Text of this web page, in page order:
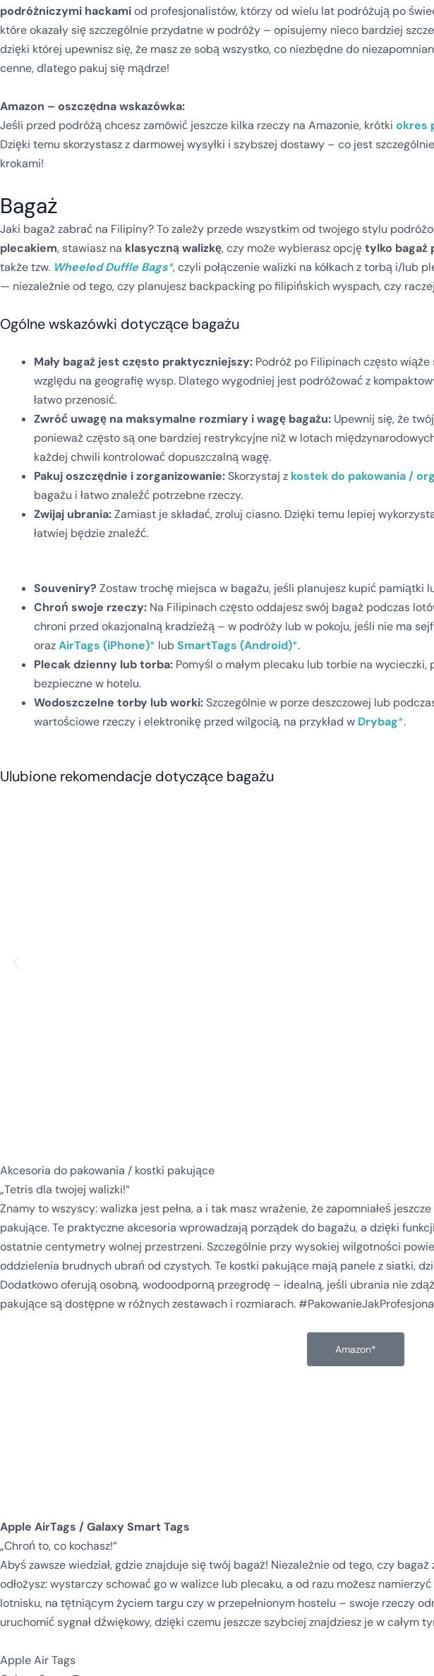
podróżniczymi hackamiod profesjonalistów, którzy od wielu lat podróżują po
które okazały się szczególnie przydatne w podróży – opisujemy nieco bardziej
dzięki której upewnisz się, że masz ze sobą wszystko, co niezbędne do
cenne, dlatego pakuj się mądrze!
Amazon – oszczędna wskazówka:
Jeśli przed podróżą chcesz zamówić jeszcze kilka rzeczy na Amazonie, krótki okres
Dzięki temu skorzystasz z darmowej wysyłki i szybszej dostawy – co jest
krokami!
Bagaż
Jaki bagaż zabrać na Filipiny? To zależy przede wszystkim od twojego stylu
plecakiem, stawiasz na klasyczną walizkę, czy może wybierasz opcjętylko bagaż
także tzw. Wheeled Duffle Bags*, czyli połączenie walizki na kółkach z torbą i/lub
— niezależnie od tego, czy planujesz backpacking po filipińskich wyspach, czy
Ogólne wskazówki dotyczące bagażu
Mały bagaż jest często praktyczniejszy: Podróż po Filipinach często
względu na geografię wysp. Dlatego wygodniej jest podróżować z
łatwo przenosić.
Zwróć uwagę na maksymalne rozmiary i wagę bagażu: Upewnij się, że
ponieważ często są one bardziej restrykcyjne niż w lotach
każdej chwili kontrolować dopuszczalną wagę.
Pakuj oszczędnie i zorganizowanie:Skorzystaj z kostek do pakowania /
bagażu i łatwo znaleźć potrzebne rzeczy.
Zwijaj ubrania:Zamiast je składać, zroluj ciasno. Dzięki temu lepiej
łatwiej będzie znaleźć.
Souveniry? Zostaw trochę miejsca w bagażu, jeśli planujesz kupić pamiątki
Chroń swoje rzeczy: Na Filipinach często oddajesz swój bagaż podczas
chroni przed okazjonalną kradzieżą – w podróży lub w pokoju, jeśli nie ma
orazAirTags (iPhone)* lubSmartTags (Android)*.
Plecak dzienny lub torba: Pomyśl o małym plecaku lub torbie na
bezpieczne w hotelu.
Wodoszczelne torby lub worki:Szczególnie w porze deszczowej lub
wartościowe rzeczy i elektronikę przed wilgocią, na przykład w Drybag*.
Ulubione rekomendacje dotyczące bagażu
Akcesoria do pakowania / kostki pakujące
„Tetris dla twojej walizki!“
Znamy to wszyscy: walizka jest pełna, a i tak masz wrażenie, że zapomniałeś
pakujące. Te praktyczne akcesoria wprowadzają porządek do bagażu, a dzięki
ostatnie centymetry wolnej przestrzeni. Szczególnie przy wysokiej wilgotności
oddzielenia brudnych ubrań od czystych. Te kostki pakujące mają panele z siatki,
Dodatkowo oferują osobną, wodoodporną przegrodę – idealną, jeśli ubrania nie
pakujące są dostępne w różnych zestawach i rozmiarach.
Amazon*
Apple AirTags / Galaxy Smart Tags
„Chroń to, co kochasz!“
Abyś zawsze wiedział, gdzie znajduje się twój bagaż! Niezależnie od tego, czy
odłożysz: wystarczy schować go w walizce lub plecaku, a od razu możesz
lotnisku, na tętniącym życiem targu czy w przepełnionym hostelu – swoje rzeczy
uruchomić sygnał dźwiękowy, dzięki czemu jeszcze szybciej znajdziesz je w całym
Apple Air Tags